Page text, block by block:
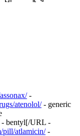
-
atenolol/- generic
- bentyl[/URL -
pill/atlamicin/-